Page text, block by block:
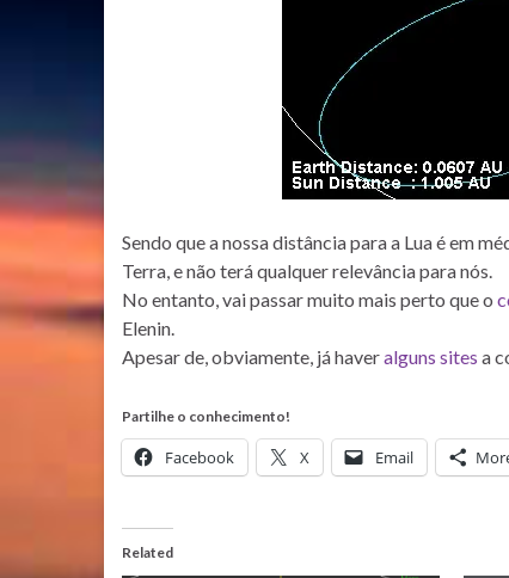
Sendo que a nossa distância para a Lua é em
Terra, e não terá qualquer relevância para nós.
No entanto, vai passar muito mais perto que o
Elenin.
Apesar de, obviamente, já haveralguns sites a
Partilhe o conhecimento!
Facebook X Email
Related